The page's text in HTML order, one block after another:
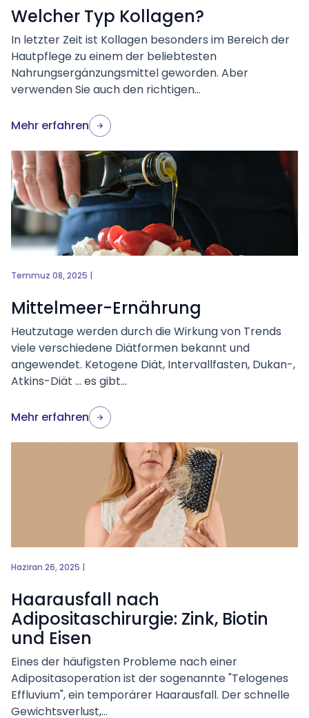
Welcher Typ Kollagen?
In letzter Zeit ist Kollagen besonders im Bereich der
Hautpflege zu einem der beliebtesten
Nahrungsergänzungsmittel geworden. Aber
verwenden Sie auch den richtigen...
Mehr erfahren
Temmuz 08, 2025 |
Mittelmeer-Ernährung
Heutzutage werden durch die Wirkung von Trends
viele verschiedene Diätformen bekannt und
angewendet. Ketogene Diät, Intervallfasten, Dukan-,
Atkins-Diät … es gibt...
Mehr erfahren
Haziran 26, 2025 |
Haarausfall nach
Adipositaschirurgie: Zink, Biotin
und Eisen
Eines der häufigsten Probleme nach einer
Adipositasoperation ist der sogenannte "Telogenes
Effluvium", ein temporärer Haarausfall. Der schnelle
Gewichtsverlust,...